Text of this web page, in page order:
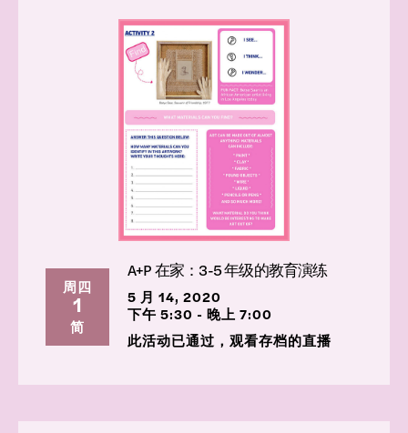
周四
1
简
A+P 在家：3-5 年级的教育演练
5 月 14, 2020
下午 5:30 - 晚上 7:00
此活动已通过，观看存档的直播